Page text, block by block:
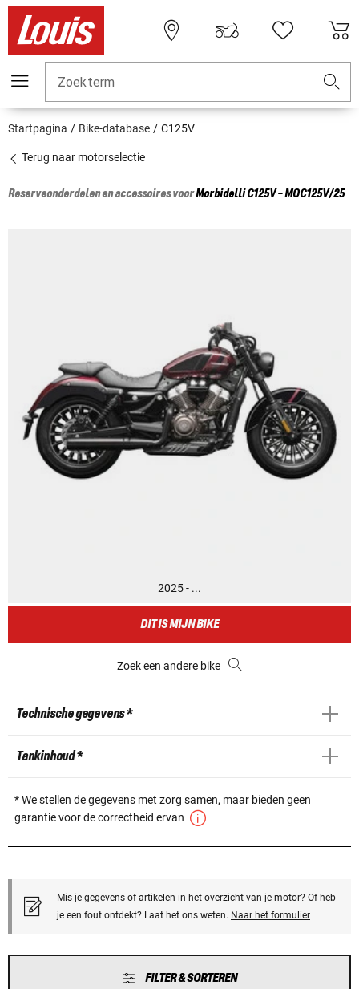
Zoekterm
Startpagina Bike-database C125V
Terug naar motorselectie
Reserveonderdelen en accessoires voorMorbidelliC125V - MOC125V/25
2025 - ...
DIT IS MIJN BIKE
Zoek een andere bike
Technische gegevens *
Tankinhoud *
* We stellen de gegevens met zorg samen, maar bieden geen
garantie voor de correctheid ervan
Mis je gegevens of artikelen in het overzicht van je motor? Of heb
je een fout ontdekt? Laat het ons weten. Naar het formulier
FILTER & SORTEREN